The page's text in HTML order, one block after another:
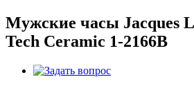
Мужские часы Jacques
Tech Ceramic 1-2166B